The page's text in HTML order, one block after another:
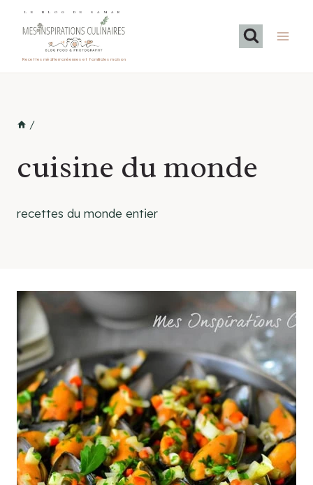
LE BLOG DE SAMAR
Recettes méditerranéennes et familiales maison
/
cuisine du monde
recettes du monde entier